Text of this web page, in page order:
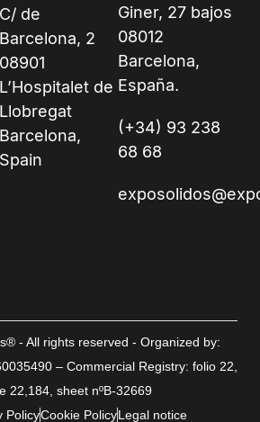
C/ de
Barcelona, 2
08901
L’Hospitalet de
Llobregat
Barcelona,
Spain
Giner, 27 bajos
08012
Barcelona,
España.
(+34) 93 238
68 68
- All rights reserved - Organized by:
– Commercial Registry: folio 22,
22,184, sheet nºB-32669
PolicyCookie PolicyLegal notice